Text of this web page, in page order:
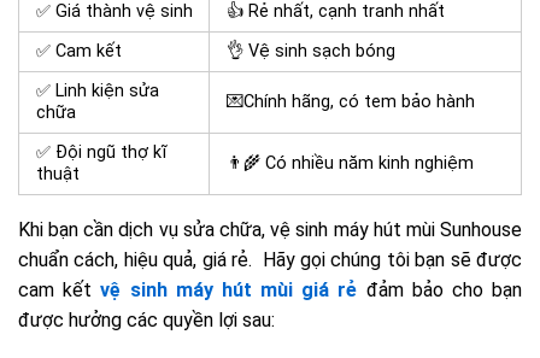
✅ Giá thành vệ sinh
👍 Rẻ nhất, cạnh tranh nhất
✅ Cam kết
👌 Vệ sinh sạch bóng
✅ Linh kiện sửa
chữa
💌Chính hãng, có tem bảo hành
✅ Đội ngũ thợ kĩ
thuật
👨‍🌾 Có nhiều năm kinh nghiệm
Khi bạn cần dịch vụ sửa chữa, vệ sinh máy hút mùi Sunhouse
chuẩn cách, hiệu quả, giá rẻ. Hãy gọi chúng tôi bạn sẽ được
cam kếtvệ sinh máy hút mùi giá rẻ đảm bảo cho bạn
được hưởng các quyền lợi sau: